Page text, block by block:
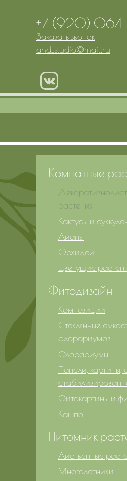
Комнатные
растения
Кактусы и
Лианы
Орхидеи
Цветущие
Фитодизайн
Композиции
Стеклянные
флорариумов
Флорариумы
Панели, картины,
Фитокартины и
Кашпо
Питомник
Лиственные
Многолетники
+7 (920)
Заказать звонок
and_studio@mail.ru